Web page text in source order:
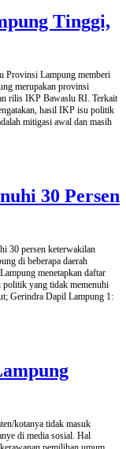
Tinggi,
Provinsi Lampung memberi
merupakan provinsi
rilis IKP Bawaslu RI. Terkait
hasil IKP isu politik
mitigasi awal dan masih
30 Persen
30 persen keterwakilan
di beberapa daerah
menetapkan daftar
politik yang tidak memenuhi
Gerindra Dapil Lampung 1:
kotanya tidak masuk
di media sosial. Hal